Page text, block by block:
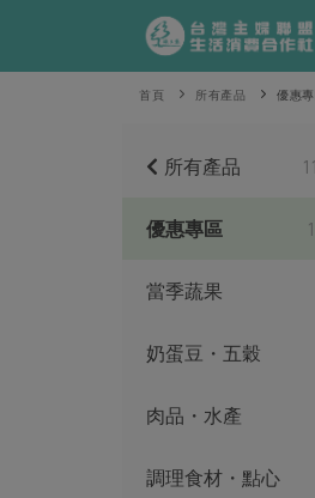
首頁 所有產品 優惠
所有產品
優惠專區
當季蔬果
奶蛋豆・五穀
肉品・水產
調理食材・點心